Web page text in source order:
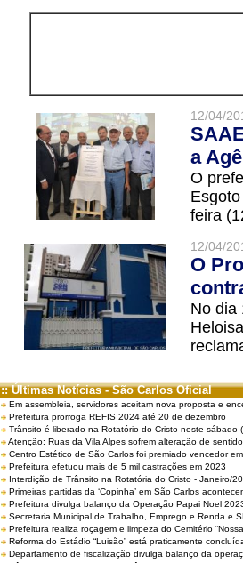
12/04/
a
O
feira
12/04/
O
No dia
:: Últimas Notícias - São Carlos Oficial
Em assembleia, servidores aceitam nova proposta e
Prefeitura prorroga REFIS 2024 até 20 de dezembro
Trânsito é liberado na Rotatório do Cristo neste sábado
Atenção: Ruas da Vila Alpes sofrem alteração de
Centro Estético de São Carlos foi premiado vencedor
Prefeitura efetuou mais de 5 mil castrações em 2023
Interdição de Trânsito na Rotatória do Cristo - Janeiro/
Primeiras partidas da ‘Copinha’ em São Carlos
Prefeitura divulga balanço da Operação Papai Noel
Secretaria Municipal de Trabalho, Emprego e Renda e
Prefeitura realiza roçagem e limpeza do Cemitério
Reforma do Estádio “Luisão” está praticamente
Departamento de fiscalização divulga balanço da